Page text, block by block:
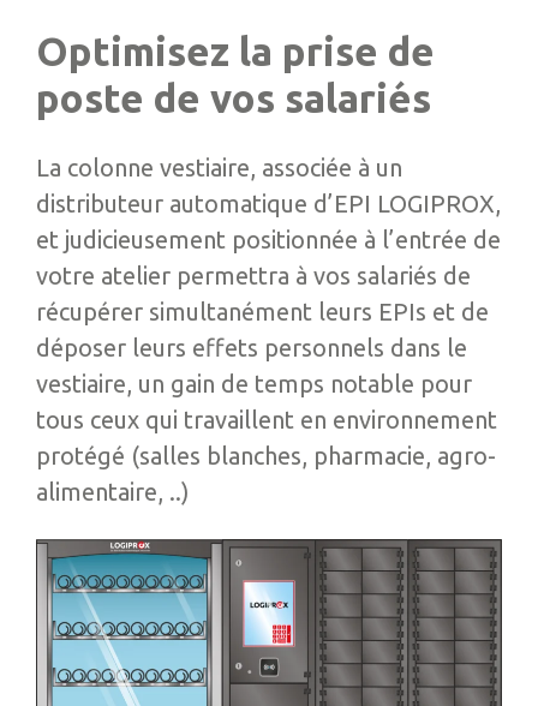
Optimisez la prise de
poste de vos salariés
La colonne vestiaire, associée à un
distributeur automatique d’EPI LOGIPROX,
et judicieusement positionnée à l’entrée de
votre atelier permettra à vos salariés de
récupérer simultanément leurs EPIs et de
déposer leurs effets personnels dans le
vestiaire, un gain de temps notable pour
tous ceux qui travaillent en environnement
protégé (salles blanches, pharmacie, agro-
alimentaire, ..)